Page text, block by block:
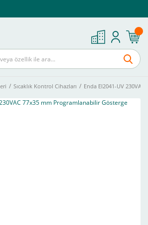
Sıcaklık Kontrol Cihazları Enda EI2041-UV